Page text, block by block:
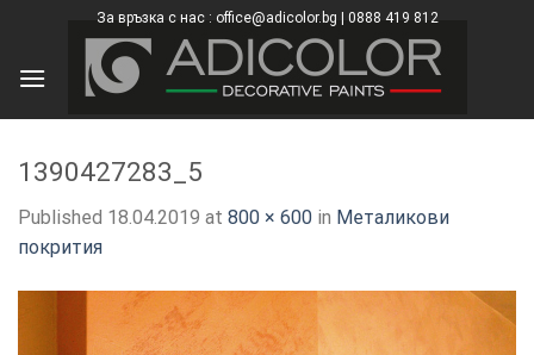
content
За връзка с нас : office@adicolor.bg | 0888 419 812
1390427283_5
Published 18.04.2019 at 800 × 600 in Металикови
покрития
×